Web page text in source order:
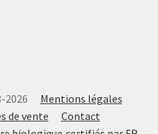
2026 Mentions légales
de vente
Contact